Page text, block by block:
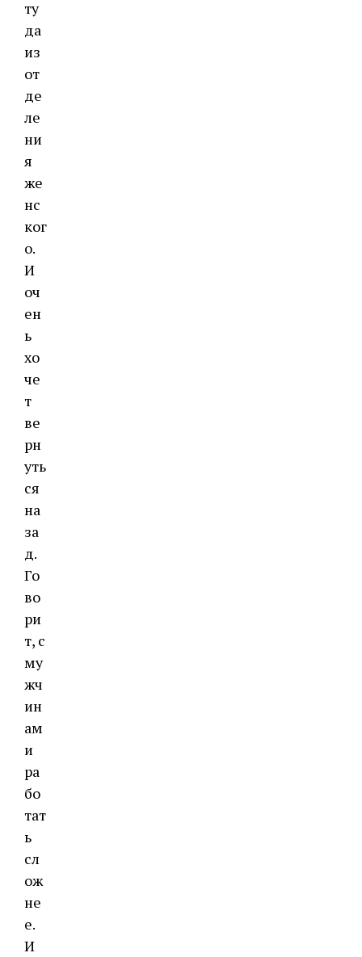
ту
да
из
от
де
ле
ни
я
же
нс
ког
о.
И
оч
ен
ь
хо
че
т
ве
рн
уть
ся
на
за
д.
Го
во
ри
т, с
му
жч
ин
ам
и
ра
бо
тат
ь
сл
ож
не
е.
И